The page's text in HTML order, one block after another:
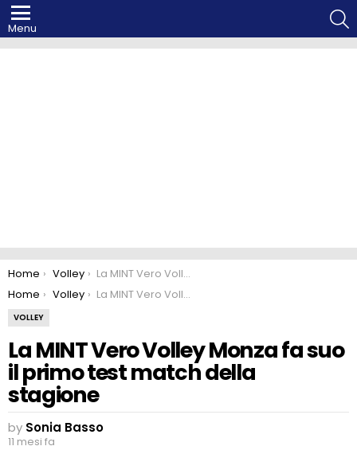
Menu
You are here:
Home Volley
La MINT Vero Volley Monza fa suo il primo test match della stagione
You are here:
Home Volley La MINT Vero Volley Monza fa suo il primo test match della stagione
VOLLEY
La MINT Vero Volley Monza fa suo
il primo test match della
stagione
by Sonia Basso
11 mesi fa